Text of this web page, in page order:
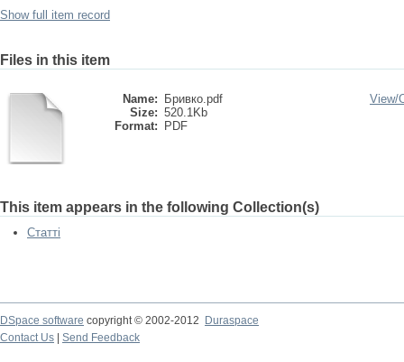
Show full item record
Files in this item
Name:
Бривко.pdf
Size: 520.1Kb
Format:
PDF
View/
This item appears in the following Collection(s)
Статті
DSpace software copyright © 2002-2012
Duraspace
Contact Us
Send Feedback